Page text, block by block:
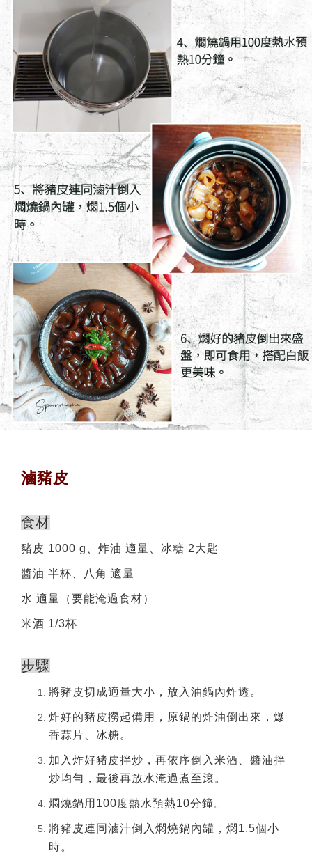
滷豬皮
食材
豬皮 1000 g、炸油 適量、冰糖 2大匙
醬油 半杯、八角 適量
水 適量（要能淹過食材）
米酒 1/3杯
步驟
將豬皮切成適量大小，放入油鍋內炸透。
炸好的豬皮撈起備用，原鍋的炸油倒出來，爆
香蒜片、冰糖。
加入炸好豬皮拌炒，再依序倒入米酒、醬油拌
炒均勻，最後再放水淹過煮至滾。
燜燒鍋用100度熱水預熱10分鐘。
將豬皮連同滷汁倒入燜燒鍋內罐，燜1.5個小
時。